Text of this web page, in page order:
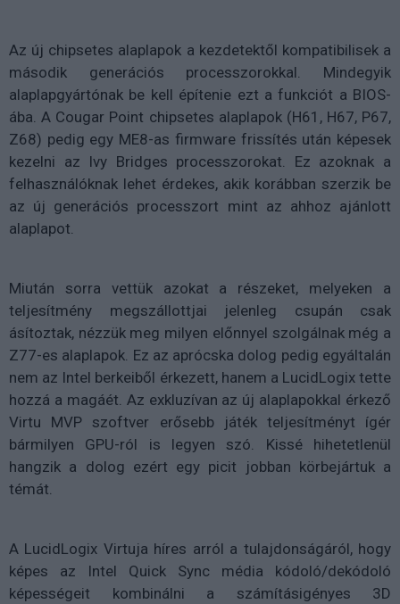
Az új chipsetes alaplapok a kezdetektől kompatibilisek a
második generációs processzorokkal. Mindegyik
alaplapgyártónak be kell építenie ezt a funkciót a BIOS-
ába. A Cougar Point chipsetes alaplapok (H61, H67, P67,
Z68) pedig egy ME8-as firmware frissítés után képesek
kezelni az Ivy Bridges processzorokat. Ez azoknak a
felhasználóknak lehet érdekes, akik korábban szerzik be
az új generációs processzort mint az ahhoz ajánlott
alaplapot.
Miután sorra vettük azokat a részeket, melyeken a
teljesítmény megszállottjai jelenleg csupán csak
ásítoztak, nézzük meg milyen előnnyel szolgálnak még a
Z77-es alaplapok. Ez az aprócska dolog pedig egyáltalán
nem az Intel berkeiből érkezett, hanem a LucidLogix tette
hozzá a magáét. Az exkluzívan az új alaplapokkal érkező
Virtu MVP szoftver erősebb játék teljesítményt ígér
bármilyen GPU-ról is legyen szó. Kissé hihetetlenül
hangzik a dolog ezért egy picit jobban körbejártuk a
témát.
A LucidLogix Virtuja híres arról a tulajdonságáról, hogy
képes az Intel Quick Sync média kódoló/dekódoló
képességeit kombinálni a számításigényes 3D